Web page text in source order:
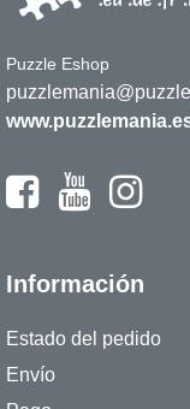
Puzzle Eshop
Información
Estado del pedido
Envío